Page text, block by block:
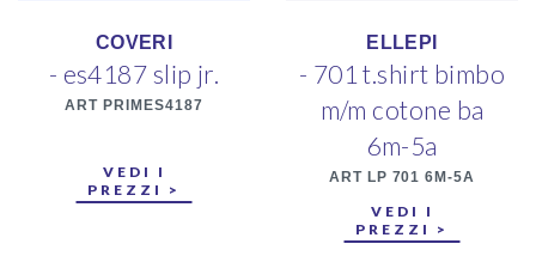
COVERI
- es4187 slip jr.
ART PRIMES4187
VEDI I
PREZZI >
ELLEPI
- 701 t.shirt bimbo
m/m cotone ba
6m-5a
ART LP 701 6M-5A
VEDI I
PREZZI >